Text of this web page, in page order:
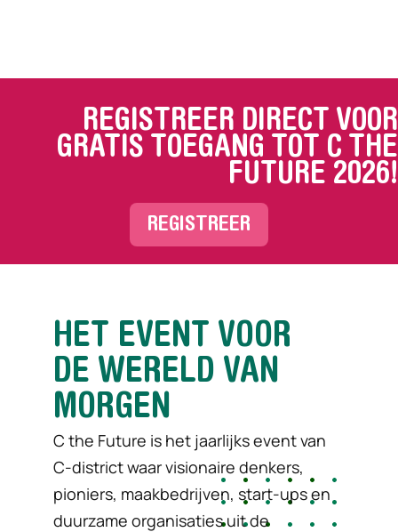
REGISTREER DIRECT VOOR
GRATIS TOEGANG TOT C THE
FUTURE 2026!
REGISTREER
HET EVENT VOOR
DE WERELD VAN
MORGEN
C the Future is het jaarlijks event van
C-district waar visionaire denkers,
pioniers, maakbedrijven, start-ups en
duurzame organisaties uit de